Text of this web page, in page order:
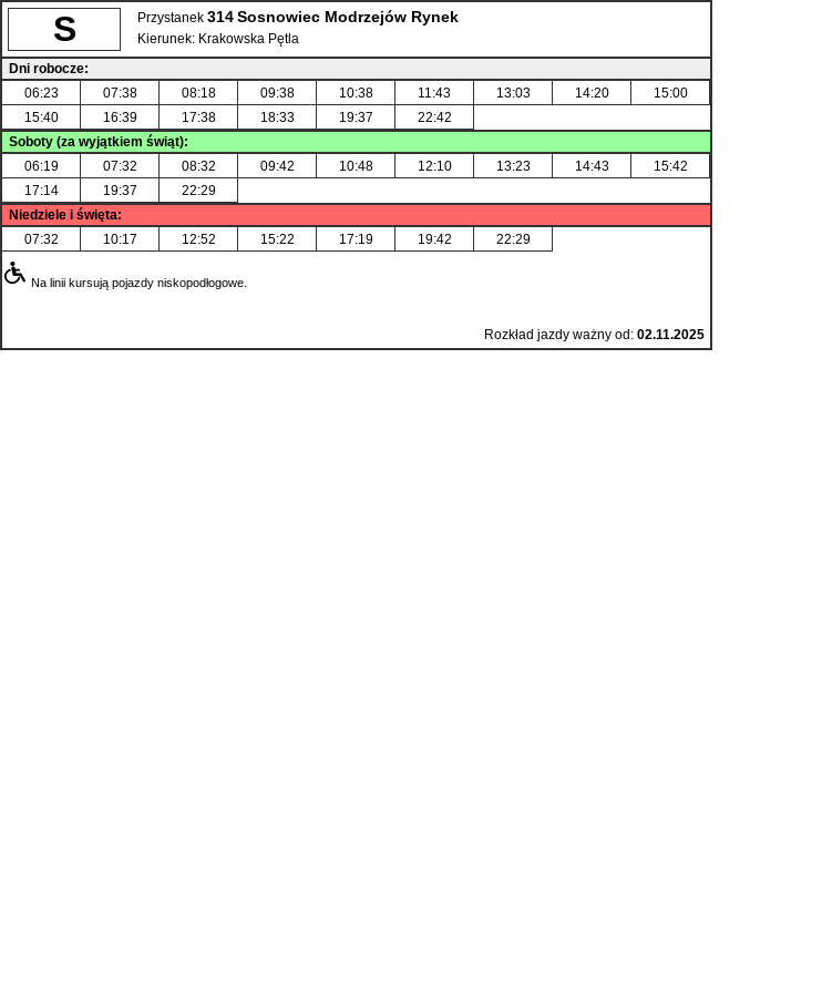
S Przystanek 314Sosnowiec Modrzejów Rynek
Kierunek: Krakowska Pętla
Dni robocze:
06:23
07:38 08:18 09:38 10:38 11:43 13:03 14:20
15:00
15:40
16:39 17:38 18:33 19:37
22:42
Soboty (za wyjątkiem świąt):
06:19
07:32 08:32 09:42 10:48 12:10 13:23 14:43
15:42
17:14
19:37
22:29
Niedziele i święta:
07:32
10:17 12:52 15:22 17:19 19:42 22:29
Na linii kursują pojazdy niskopodłogowe.
Rozkład jazdy ważny od: 02.11.2025